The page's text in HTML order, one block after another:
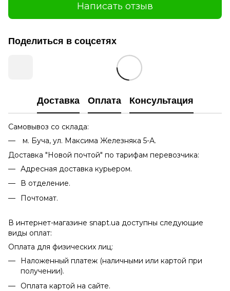
Написать отзыв
Поделиться в соцсетях
Доставка Оплата Консультация
Самовывоз со склада:
м. Буча, ул. Максима Железняка 5-А.
Доставка "Новой почтой" по тарифам перевозчика:
Адресная доставка курьером.
В отделение.
Почтомат.
В интернет-магазине snapt.ua доступны следующие
виды оплат:
Оплата для физических лиц:
Наложенный платеж (наличными или картой при
получении).
Оплата картой на сайте.